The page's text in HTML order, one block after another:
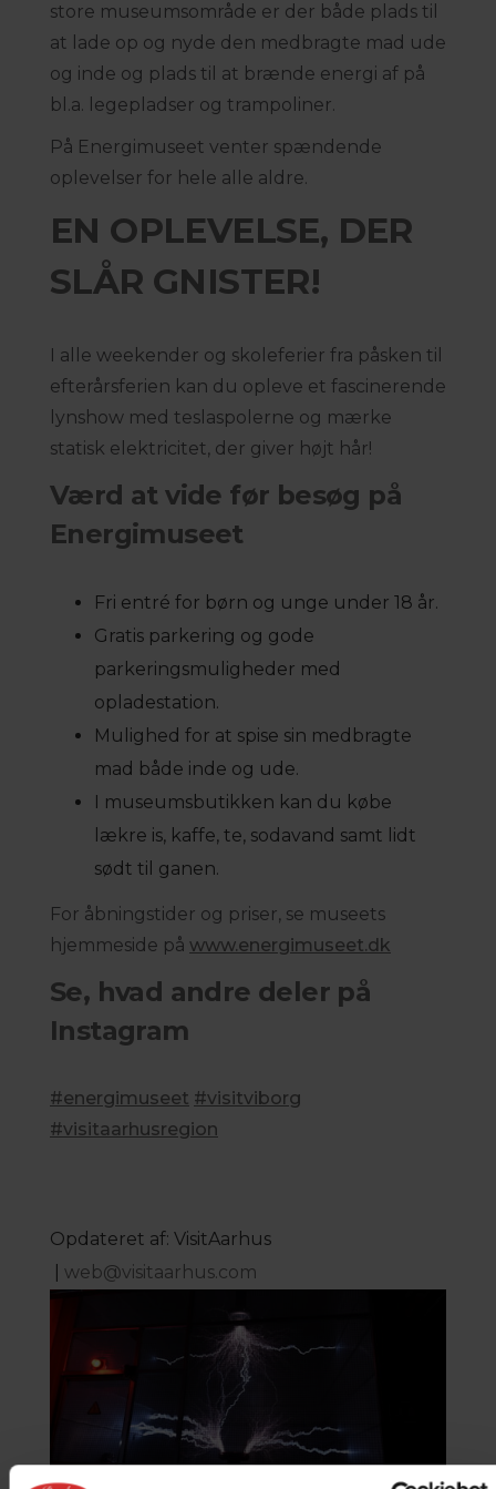
store museumsområde er der både plads til
at lade op og nyde den medbragte mad ude
og inde og plads til at brænde energi af på
bl.a. legepladser og trampoliner.
På Energimuseet venter spændende
oplevelser for hele alle aldre.
EN OPLEVELSE, DER
SLÅR GNISTER!
I alle weekender og skoleferier fra påsken til
efterårsferien kan du opleve et fascinerende
lynshow med teslaspolerne og mærke
statisk elektricitet, der giver højt hår!
Værd at vide før besøg på
Energimuseet
Fri entré for børn og unge under 18 år.
Gratis parkering og gode
parkeringsmuligheder med
opladestation.
Mulighed for at spise sin medbragte
mad både inde og ude.
I museumsbutikken kan du købe
lækre is, kaffe, te, sodavand samt lidt
sødt til ganen.
For åbningstider og priser, se museets
hjemmeside på www.energimuseet.dk
Se, hvad andre deler på
Instagram
#energimuseet #visitviborg
#visitaarhusregion
Opdateret af: VisitAarhus
web@visitaarhus.com